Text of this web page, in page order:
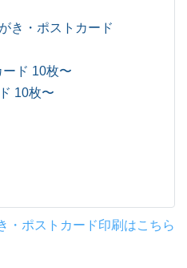
き・ポストカード
ド 10枚〜
10枚〜
・ポストカード印刷はこちら